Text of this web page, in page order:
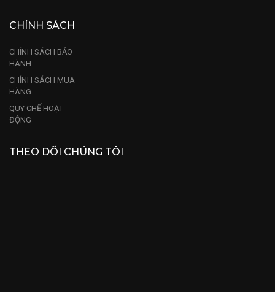
CHÍNH SÁCH
CHÍNH SÁCH BẢO
HÀNH
CHÍNH SÁCH MUA
HÀNG
QUY CHẾ HOẠT
ĐỘNG
THEO DÕI CHÚNG TÔI